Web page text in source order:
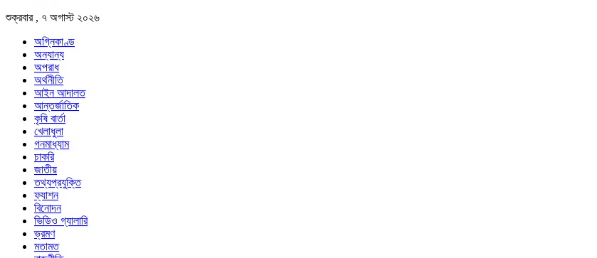
শুক্রবার , ৭ অগাস্ট ২০২৬
অগ্নিকাণ্ড
অন্যান্য
অপরাধ
অর্থনীতি
আইন আদালত
আন্তর্জাতিক
কৃষি বার্তা
খেলাধুলা
গনমাধ্যাম
চাকরি
জাতীয়
তথ্যপ্রযুক্তি
ফ্যাশন
বিনোদন
ভিডিও গ্যালারি
ভ্রমণ
মতামত